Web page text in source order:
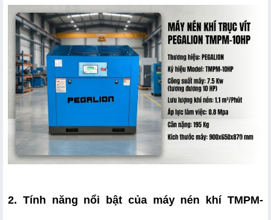
2. Tính năng nổi bật của máy nén khí TMPM-